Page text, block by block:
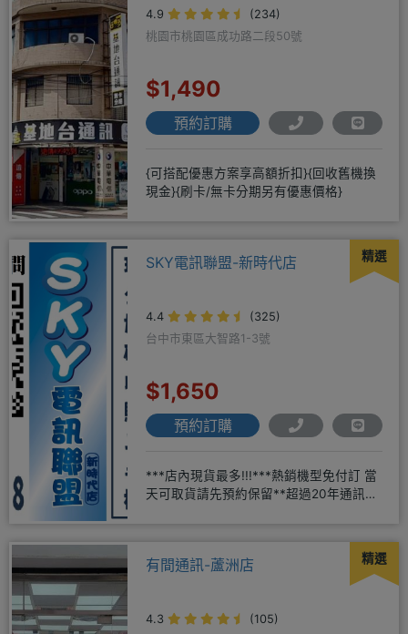
4.9
(234)
桃園市桃園區成功路二段50號
$1,490
預約訂購
{可搭配優惠方案享高額折扣}{回收舊機換
現金}{刷卡/無卡分期另有優惠價格}
精選
SKY電訊聯盟-新時代店
4.4
(325)
台中市東區大智路1-3號
$1,650
預約訂購
***店內現貨最多!!!***熱銷機型免付訂 當
天可取貨請先預約保留**超過20年通訊經
精選
有間通訊-蘆洲店
4.3
(105)